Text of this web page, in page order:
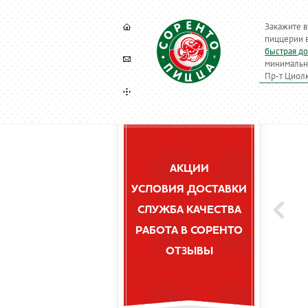
Закажите
пиццерии
быстрая
Пр-т
АКЦИИ
УСЛОВИЯ ДОСТАВКИ
СЛУЖБА КАЧЕСТВА
РАБОТА В СОРЕНТО
ОТЗЫВЫ